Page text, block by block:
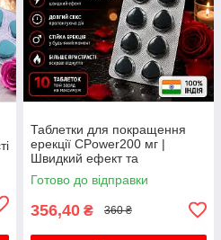
Таблетки для покращення
ерекції CPower200 мг |
Швидкий ефект та
впевненість у собі
Готово до відправки
356,40 ₴ 360 ₴